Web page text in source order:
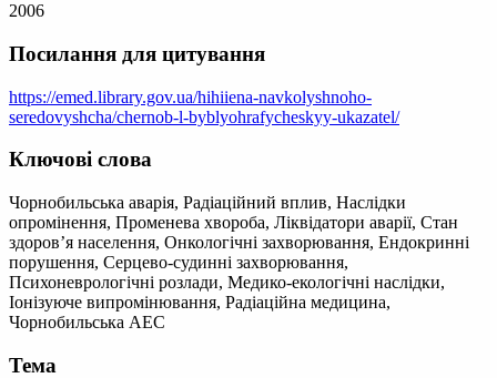
2006
Посилання для цитування
https://emed.library.gov.ua/hihiiena-navkolyshnoho-
seredovyshcha/chernob-l-byblyohrafycheskyy-ukazatel/
Ключові слова
Чорнобильська аварія, Радіаційний вплив, Наслідки
опромінення, Променева хвороба, Ліквідатори аварії, Стан
здоров’я населення, Онкологічні захворювання, Ендокринні
порушення, Серцево-судинні захворювання,
Психоневрологічні розлади, Медико-екологічні наслідки,
Іонізуюче випромінювання, Радіаційна медицина,
Чорнобильська АЕС
Тема